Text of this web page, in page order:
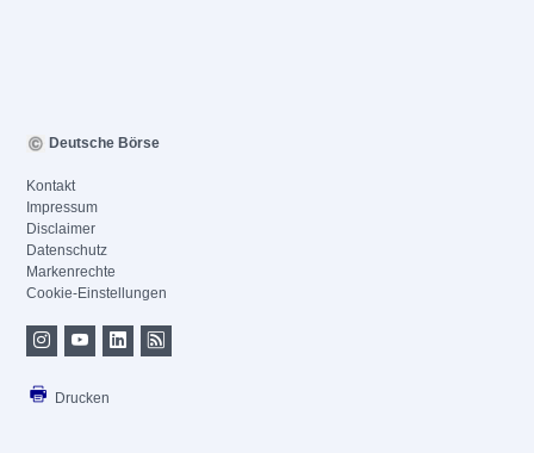
Deutsche Börse
Kontakt
Impressum
Disclaimer
Datenschutz
Markenrechte
Cookie-Einstellungen
Drucken